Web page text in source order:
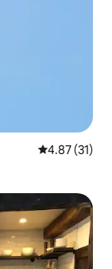
औसत रेटिंग 5 में
4.87 (31)